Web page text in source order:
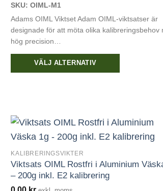
SKU: OIML-M1
Adams OIML Viktset Adam OIML-viktsatser är
designade för att möta olika kalibreringsbehov
hög precision…
VÄLJ ALTERNATIV
har
varianter.
De
olika
alternativen
KALIBRERINGSVIKTER
Viktsats OIML Rostfri i Aluminium
– 200g inkl. E2 kalibrering